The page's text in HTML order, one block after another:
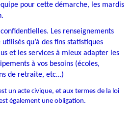
pour cette démarche, les mardis
Les renseignements
qu’à des fins statistiques
et les services à mieux adapter les
à vos besoins (écoles,
de retraite, etc…)
un acte civique, et aux termes de la loi
également une obligation.